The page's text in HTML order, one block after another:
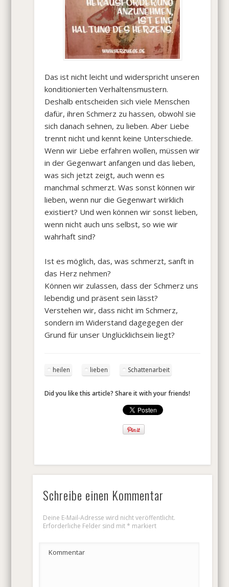
Das ist nicht leicht und widerspricht unseren
konditionierten Verhaltensmustern.
Deshalb entscheiden sich viele Menschen
dafür, ihren Schmerz zu hassen, obwohl sie
sich danach sehnen, zu lieben. Aber Liebe
trennt nicht und kennt keine Unterschiede.
Wenn wir Liebe erfahren wollen, müssen wir
in der Gegenwart anfangen und das lieben,
was sich jetzt zeigt, auch wenn es
manchmal schmerzt. Was sonst können wir
lieben, wenn nur die Gegenwart wirklich
existiert? Und wen können wir sonst lieben,
wenn nicht auch uns selbst, so wie wir
wahrhaft sind?
Ist es möglich, das, was schmerzt, sanft in
das Herz nehmen?
Können wir zulassen, dass der Schmerz uns
lebendig und präsent sein lässt?
Verstehen wir, dass nicht im Schmerz,
sondern im Widerstand dagegegen der
Grund für unser Unglücklichsein liegt?
heilen lieben Schattenarbeit
Did you like this article? Share it with your friends!
Schreibe einen Kommentar
Deine E-Mail-Adresse wird nicht veröffentlicht.
Erforderliche Felder sind mit* markiert
Kommentar